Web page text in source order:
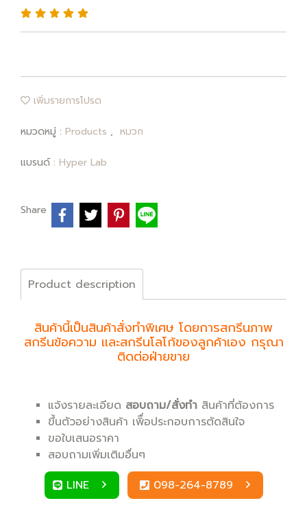
เพิ่มรายการโปรด
หมวดหมู่ : Products , หมวก
แบรนด์ : Hyper Lab
Share
Product description
สินค้านี้เป็นสินค้าสั่งทำพิเศษ โดยการสกรีนภาพ
สกรีนข้อความ และสกรีนโลโก้ของลูกค้าเอง กรุณา
ติดต่อฝ่ายขาย
แจ้งรายละเอียด สอบถาม/สั่งทำ สินค้าที่ต้องการ
ขึ้นตัวอย่างสินค้า เพิื่อประกอบการตัดสินใจ
ขอใบเสนอราคา
สอบถามเพิ่มเติมอื่นๆ
LINE
098-264-8789